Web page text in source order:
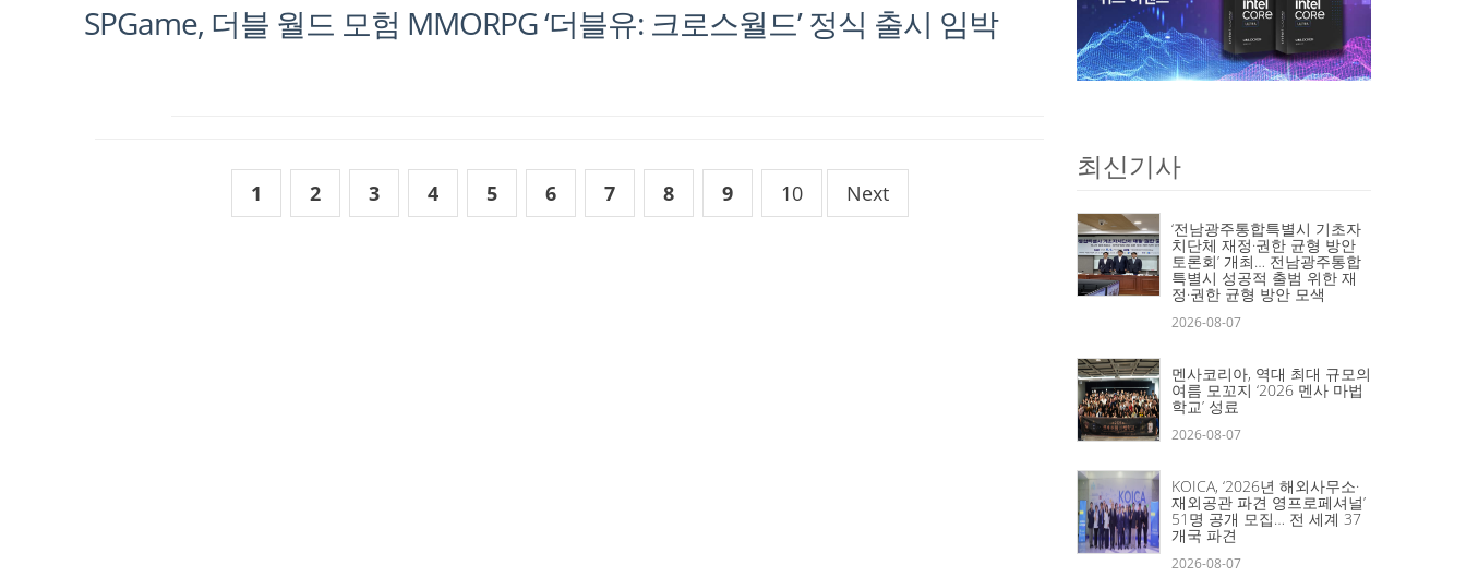
SPGame, 더블 월드 모험 MMORPG ‘더블유: 크로스월드’ 정식 출시 임박
1 2 3 4 5 6 7 8 9 10 Next
최신기사
‘전남광주통합특별시 기초자
치단체 재정·권한 균형 방안
토론회’ 개최… 전남광주통합
특별시 성공적 출범 위한 재
정·권한 균형 방안 모색
2026-08-07
멘사코리아, 역대 최대 규모의
여름 모꼬지 ‘2026 멘사 마법
학교’ 성료
2026-08-07
KOICA, ‘2026년 해외사무소·
재외공관 파견 영프로페셔널’
51명 공개 모집… 전 세계 37
개국 파견
2026-08-07